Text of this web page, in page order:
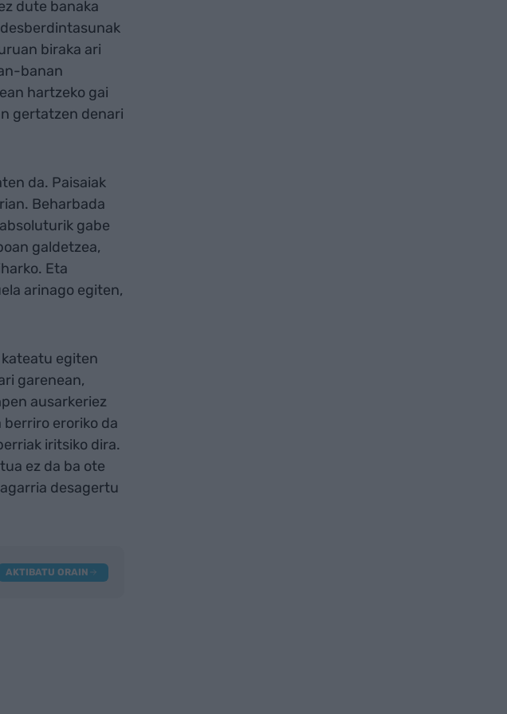
dute banaka
biraka ari
banan
hartzeko gai
gertatzen denari
da. Paisaiak
Beharbada
gabe
galdetzea,
Eta
arinago egiten,
egiten
garenean,
ausarkeriez
eroriko da
iritsiko dira.
ez da ba ote
desagertu
AKTIBATU ORAIN